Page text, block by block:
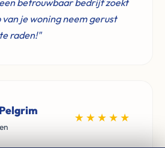
je woning neem gerust
raden!"
★★★★★